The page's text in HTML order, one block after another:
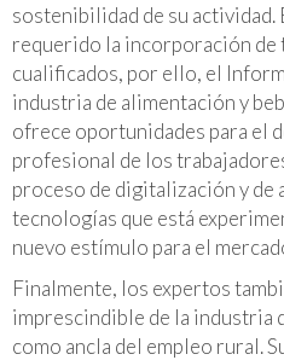
sostenibilidad de su actividad.
requerido la incorporación de
cualificados, por ello, el
industria de alimentación y
ofrece oportunidades para el
profesional de los
proceso de digitalización y de
tecnologías que está
nuevo estímulo para el
Finalmente, los expertos
imprescindible de la industria
como ancla del empleo rural.